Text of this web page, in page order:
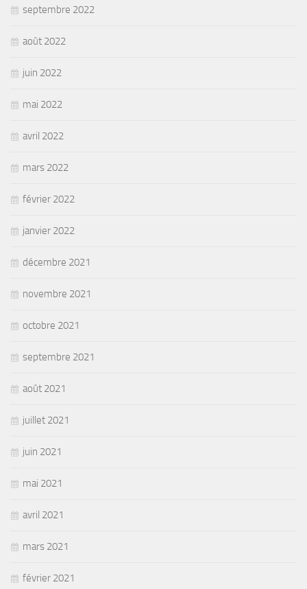
septembre 2022
août 2022
juin 2022
mai 2022
avril 2022
mars 2022
février 2022
janvier 2022
décembre 2021
novembre 2021
octobre 2021
septembre 2021
août 2021
juillet 2021
juin 2021
mai 2021
avril 2021
mars 2021
février 2021